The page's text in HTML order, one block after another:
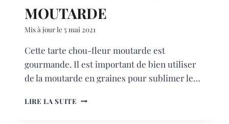
MOUTARDE
Mis à jour le5 mai 2021
Cette tarte chou-fleur moutarde est
gourmande. Il est important de bien utiliser
de la moutarde en graines pour sublimer le…
LIRE LA SUITE TARTE